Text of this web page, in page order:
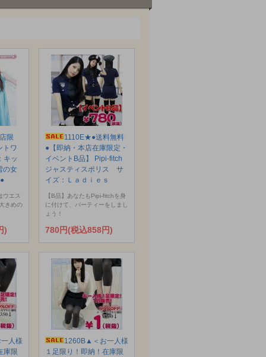
限
トワ
キッ
の女
ウエス
きめの
)
1110E★●送料無料
●【即納・本店在庫限定・
イベントB品】 Pipi-fitch
ジャスティスポリス サ
イズ：Ｌａｄｉｅｓ
【B品】あなたもPipi-fitchを身
に付けて、パーティーをしまし
ょう！
780円(税込858円)
人様
庫限
1260B▲＜お一人様
１足限り！即納！在庫限